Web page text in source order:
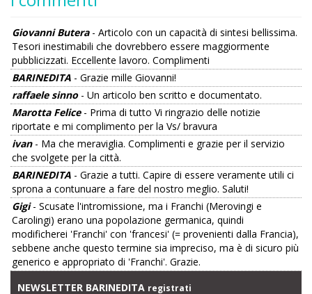
Giovanni Butera- Articolo con un capacità di sintesi bellissima.
Tesori inestimabili che dovrebbero essere maggiormente
pubblicizzati. Eccellente lavoro. Complimenti
BARINEDITA - Grazie mille Giovanni!
raffaele sinno- Un articolo ben scritto e documentato.
Marotta Felice- Prima di tutto Vi ringrazio delle notizie
riportate e mi complimento per la Vs/ bravura
ivan- Ma che meraviglia. Complimenti e grazie per il servizio
che svolgete per la città.
BARINEDITA - Grazie a tutti. Capire di essere veramente utili ci
sprona a contunuare a fare del nostro meglio. Saluti!
Gigi- Scusate l'intromissione, ma i Franchi (Merovingi e
Carolingi) erano una popolazione germanica, quindi
modificherei 'Franchi' con 'francesi' (= provenienti dalla Francia),
sebbene anche questo termine sia impreciso, ma è di sicuro più
generico e appropriato di 'Franchi'. Grazie.
NEWSLETTER BARINEDITA registrati